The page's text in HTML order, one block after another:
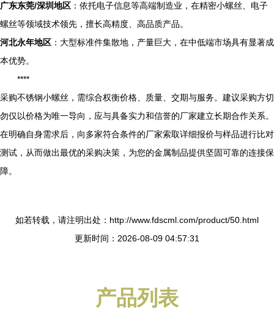
广东东莞/深圳地区 ：依托电子信息等高端制造业，在精密小螺丝、电子
螺丝等领域技术领先，擅长高精度、高品质产品。
河北永年地区 ：大型标准件集散地，产量巨大，在中低端市场具有显著成
本优势。
****
采购不锈钢小螺丝，需综合权衡价格、质量、交期与服务。建议采购方切
勿仅以价格为唯一导向，应与具备实力和信誉的厂家建立长期合作关系。
在明确自身需求后，向多家符合条件的厂家索取详细报价与样品进行比对
测试，从而做出最优的采购决策，为您的金属制品提供坚固可靠的连接保
障。
如若转载，请注明出处：http://www.fdscml.com/product/50.html
更新时间：2026-08-09 04:57:31
产品列表